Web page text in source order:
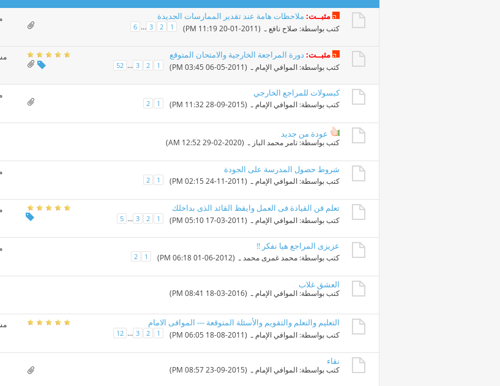
مثبــت: ملاحظات هامة عند تقدير الممارسات الجديدة
كتب بواسطة: صلاح نافعـ ‏ (20-01-2011 11:19 PM) 1
2
3
...
6
مثبــت: دورة المراجعة الخارجية والامتحان المتوقع
كتب بواسطة: الموافي الإمام ـ ‏ (06-05-2011 03:45 PM) 1
2
3
...
52
كبسولات للمراجع الخارجي
كتب بواسطة: الموافي الإمام ـ ‏ (28-09-2015 11:32 PM) 1
2
عودة من جديد
كتب بواسطة: تامر محمد الباز ـ ‏ (29-02-2020 12:52 AM)
شروط حصول المدرسة على الجودة
كتب بواسطة: الموافي الإمام ـ ‏ (24-11-2011 02:15 PM) 1
2
تعلم فن القيادة فى العمل وايقظ القائد الذى بداخلك
كتب بواسطة: الموافي الإمام ـ ‏ (17-03-2011 05:10 PM) 1
2
3
...
5
عزيزى المراجع هيا نفكر !!
كتب بواسطة: محمد غمرى محمدـ ‏ (01-06-2012 06:18 PM) 1
2
العشق غلاب
كتب بواسطة: الموافي الإمام ـ ‏ (18-03-2016 08:41 PM)
التعليم والتعلم والتقويم والأسئلة المتوقعة --- الموافى الامام
كتب بواسطة: الموافي الإمام ـ ‏ (18-08-2011 06:05 PM) 1
2
3
...
12
نقاء
كتب بواسطة: الموافي الإمام ـ ‏ (23-09-2015 08:57 PM)